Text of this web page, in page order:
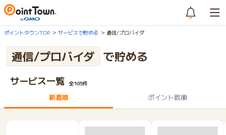
ポイントタウンTOP サービスで貯める 通信/プロバイダ
通信/プロバイダ で貯める
サービス一覧 全105件
新着順 ポイント数順